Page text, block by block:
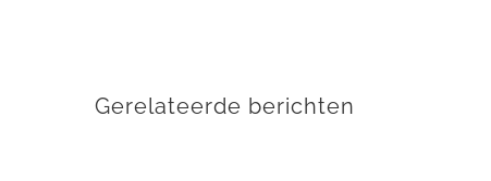
Gerelateerde berichten